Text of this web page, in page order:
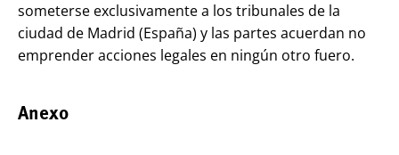
someterse exclusivamente a los tribunales de la
ciudad de Madrid (España) y las partes acuerdan no
emprender acciones legales en ningún otro fuero.
Anexo